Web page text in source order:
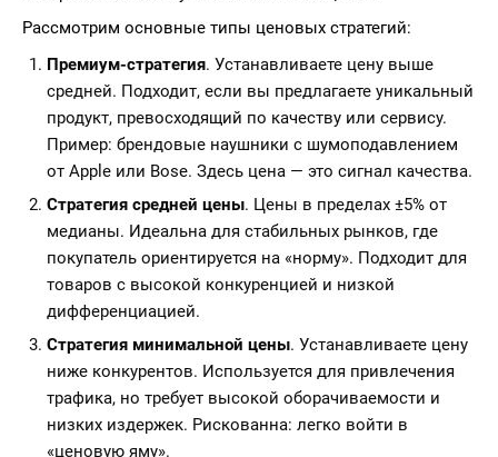
Рассмотрим основные типы ценовых стратегий:
Премиум-стратегия. Устанавливаете цену выше
средней. Подходит, если вы предлагаете уникальный
продукт, превосходящий по качеству или сервису.
Пример: брендовые наушники с шумоподавлением
от Apple или Bose. Здесь цена — это сигнал качества.
Стратегия средней цены. Цены в пределах ±5% от
медианы. Идеальна для стабильных рынков, где
покупатель ориентируется на «норму». Подходит для
товаров с высокой конкуренцией и низкой
дифференциацией.
Стратегия минимальной цены. Устанавливаете цену
ниже конкурентов. Используется для привлечения
трафика, но требует высокой оборачиваемости и
низких издержек. Рискованна: легко войти в
«ценовую яму».